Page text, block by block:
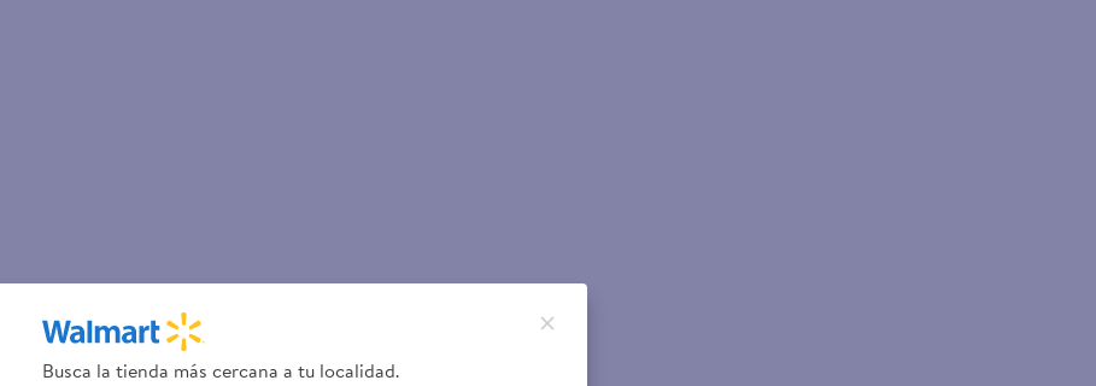
Busca la tienda más cercana a tu localidad.